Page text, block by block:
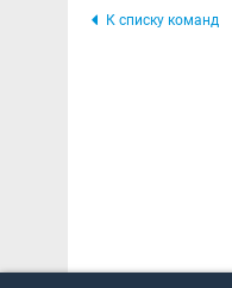
К списку команд